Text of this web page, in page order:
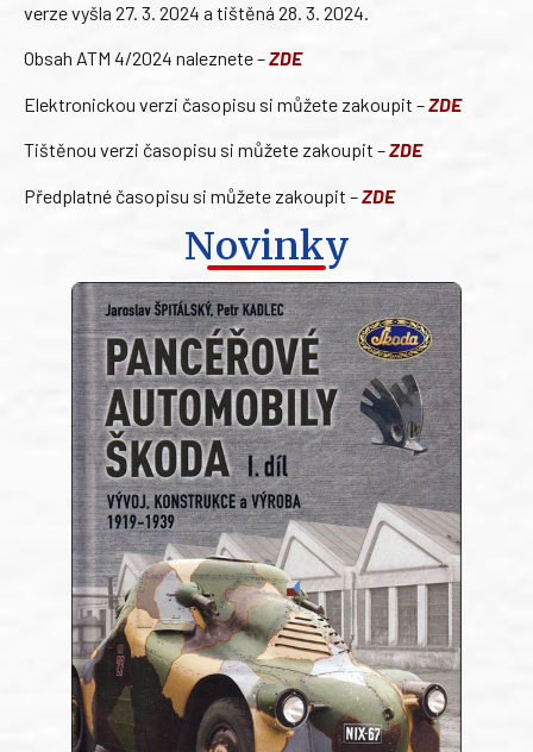
verze vyšla 27. 3. 2024 a tištěná 28. 3. 2024.
Obsah ATM 4/2024 naleznete –ZDE
Elektronickou verzi časopisu si můžete zakoupit –ZDE
Tištěnou verzi časopisu si můžete zakoupit –ZDE
Předplatné časopisu si můžete zakoupit –ZDE
Novinky